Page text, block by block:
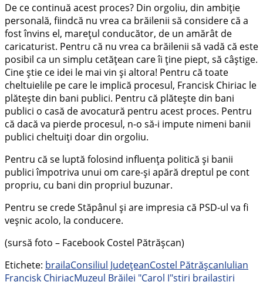
De ce continuă acest proces? Din orgoliu, din ambiție
personală, fiindcă nu vrea ca brăilenii să considere că a
fost învins el, marețul conducător, de un amărât de
caricaturist. Pentru că nu vrea ca brăilenii să vadă că este
posibil ca un simplu cetățean care îi ține piept, să câștige.
Cine știe ce idei le mai vin și altora! Pentru că toate
cheltuielile pe care le implică procesul, Francisk Chiriac le
plătește din bani publici. Pentru că plătește din bani
publici o casă de avocatură pentru acest proces. Pentru
că dacă va pierde procesul, n-o să-i impute nimeni banii
publici cheltuiți doar din orgoliu.
Pentru că se luptă folosind influența politică și banii
publici împotriva unui om care-și apără dreptul pe cont
propriu, cu bani din propriul buzunar.
Pentru se crede Stăpânul și are impresia că PSD-ul va fi
veșnic acolo, la conducere.
(sursă foto – Facebook Costel Pătrășcan)
Etichete: brailaConsiliul JudețeanCostel PătrășcanIulian
Francisk ChiriacMuzeul Brăilei "Carol I"stiri brailastiri